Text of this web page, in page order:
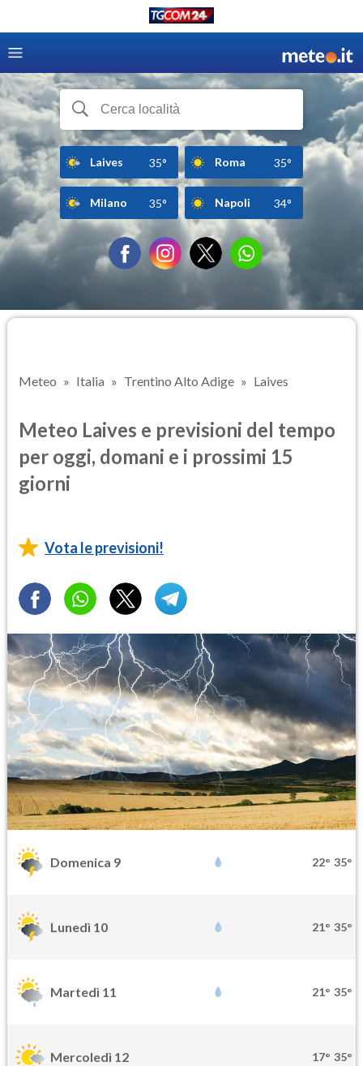
Laives 35° Roma 35°
Milano 35° Napoli 34°
Meteo Italia Trentino Alto Adige Laives
Meteo Laives e previsioni del tempo
per oggi, domani e i prossimi 15
giorni
Vota le previsioni!
Domenica 9 22° 35°
Lunedì 10 21° 35°
Martedì 11 21° 35°
Mercoledì 12 17° 35°